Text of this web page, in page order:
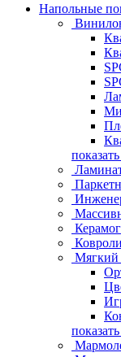
Напольные
Мягкий